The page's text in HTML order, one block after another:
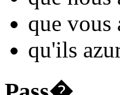
que vous
qu'ils